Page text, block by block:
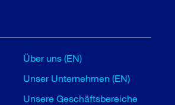
Über uns (EN)
Unser Unternehmen (EN)
Unsere Geschäftsbereiche